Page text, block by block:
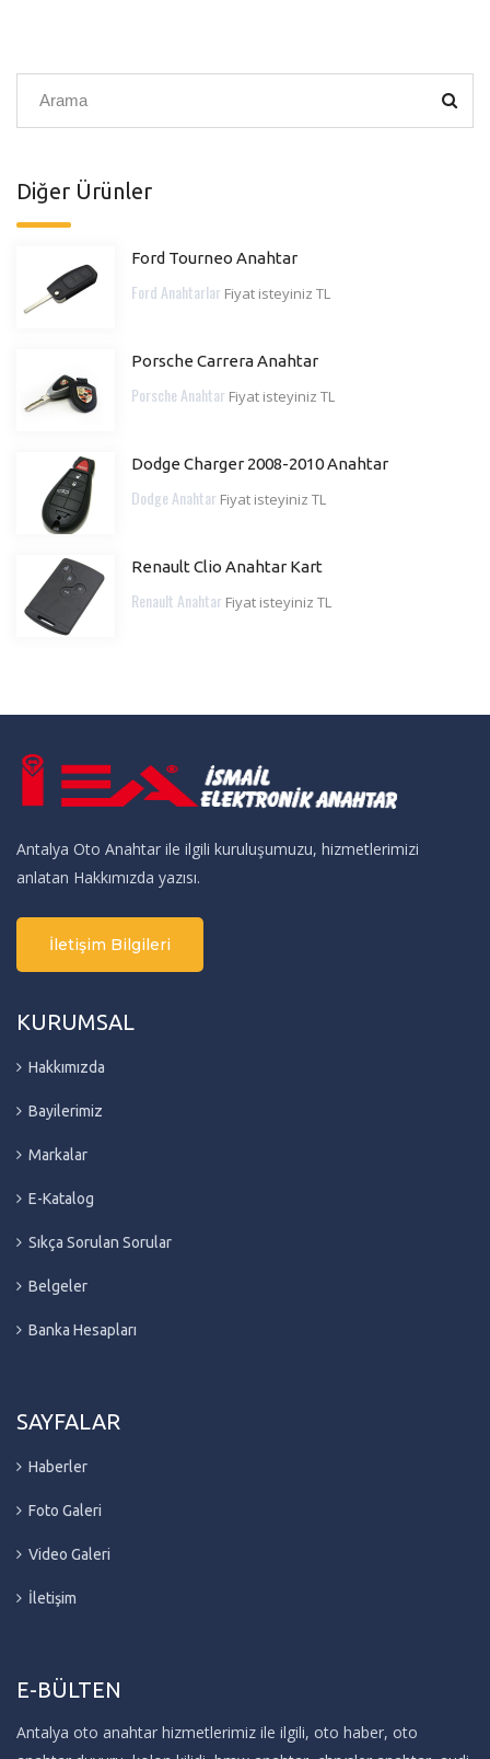
Diğer Ürünler
Ford Tourneo Anahtar
Ford Anahtarlar Fiyat isteyiniz TL
Porsche Carrera Anahtar
Porsche Anahtar Fiyat isteyiniz TL
Dodge Charger 2008-2010 Anahtar
Dodge Anahtar Fiyat isteyiniz TL
Renault Clio Anahtar Kart
Renault Anahtar Fiyat isteyiniz TL
Antalya Oto Anahtar ile ilgili kuruluşumuzu, hizmetlerimizi
anlatan Hakkımızda yazısı.
İletişim Bilgileri
KURUMSAL
Hakkımızda
Bayilerimiz
Markalar
E-Katalog
Sıkça Sorulan Sorular
Belgeler
Banka Hesapları
SAYFALAR
Haberler
Foto Galeri
Video Galeri
İletişim
E-BÜLTEN
Antalya oto anahtar hizmetlerimiz ile ilgili, oto haber, oto